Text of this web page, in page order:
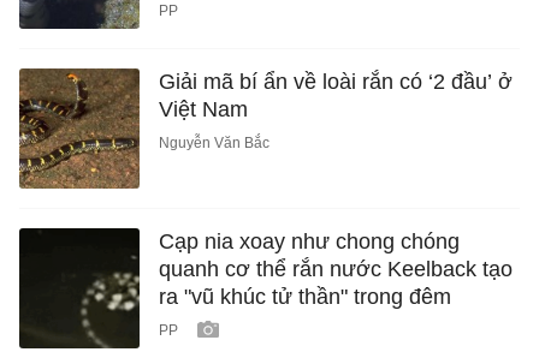
PP
Giải mã bí ẩn về loài rắn có ‘2 đầu’ ở
Việt Nam
Nguyễn Văn Bắc
Cạp nia xoay như chong chóng
quanh cơ thể rắn nước Keelback tạo
ra "vũ khúc tử thần" trong đêm
PP